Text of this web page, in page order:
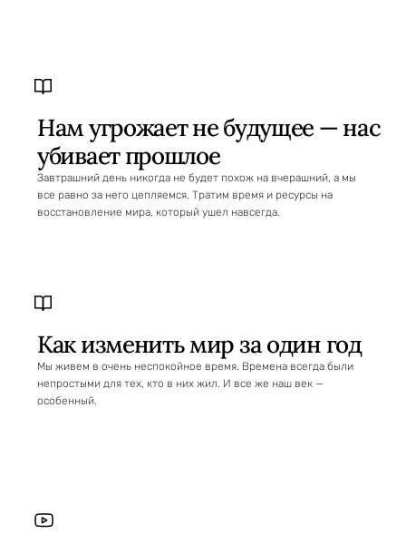
Нам угрожает не будущее — нас
убивает прошлое
Завтрашний день никогда не будет похож на вчерашний, а мы
все равно за него цепляемся. Тратим время и ресурсы на
восстановление мира, который ушел навсегда.
Как изменить мир за один год
Мы живем в очень неспокойное время. Времена всегда были
непростыми для тех, кто в них жил. И все же наш век —
особенный.